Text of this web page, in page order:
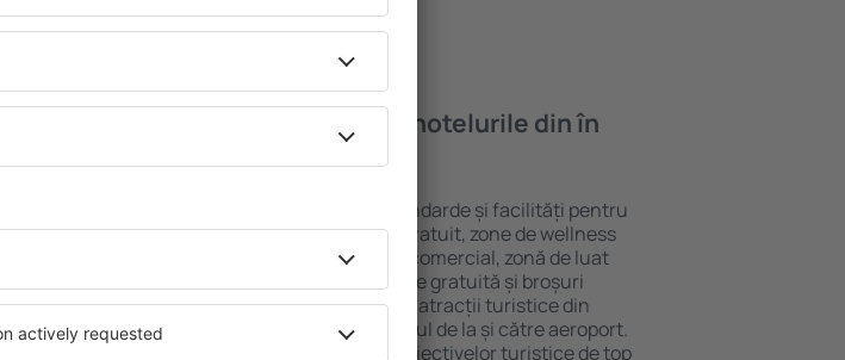
Ce fel de facilităţi voi găsi ȋn hotelurile din în
Hotelurile în Sainte Anne au diferite standarde și facilități pentru
oaspeți. Cele mai frecvente sunt Wi-Fi gratuit, zone de wellness
cu SPA, mini bar/seif în cameră, centru comercial, zonă de luat
masa, zonă de joacă pentru copii, parcare gratuită și broșuri
informative despre cele mai interesante atracții turistice din
zonă. Unele proprietăți includ și transferul de la și către aeroport.
Uneori, acestea încurajează vizitarea obiectivelor turistice de top